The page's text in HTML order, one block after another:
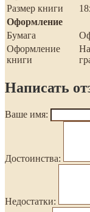
Размер книги
Оформление
Бумага
Оформление
книги
Написать
Ваше имя:
Достоинства:
Недостатки: